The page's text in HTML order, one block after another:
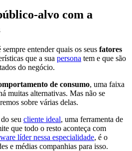
alvo com a
entender quais os seus fatores
que a sua persona tem e que são
do negócio.
de consumo, uma faixa
muitas alternativas. Mas não se
sobre várias delas.
do seu cliente ideal, uma ferramenta de
que todo o resto aconteça com
líder nessa especialidade, é o
e médias companhias para isso.